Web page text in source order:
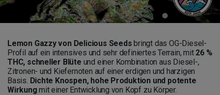
Lemon Gazzy von Delicious Seeds bringt das OG-Diesel-
Profil auf ein intensives und sehr definiertes Terrain, mit 26 %
THC, schneller Blüte und einer Kombination aus Diesel-,
Zitronen- und Kiefernoten auf einer erdigen und harzigen
Basis. Dichte Knospen, hohe Produktion und potente
Wirkung mit einer Entwicklung von Kopf zu Körper.